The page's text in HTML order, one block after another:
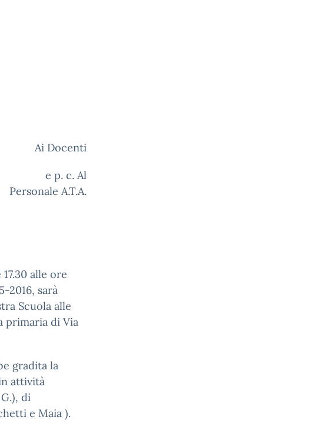
Al
Personale A.T.A.
alle ore
2016, sarà
Scuola alle
primaria di Via
gradita la
attività
di
e Maia ).